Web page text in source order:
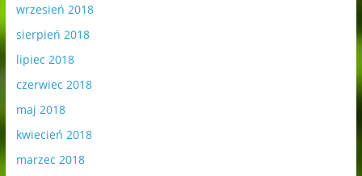
wrzesień 2018
sierpień 2018
lipiec 2018
czerwiec 2018
maj 2018
kwiecień 2018
marzec 2018